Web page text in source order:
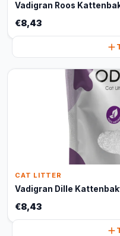
Vadigran Roos
€8,43
CAT LITTER
Vadigran Dille
€8,43